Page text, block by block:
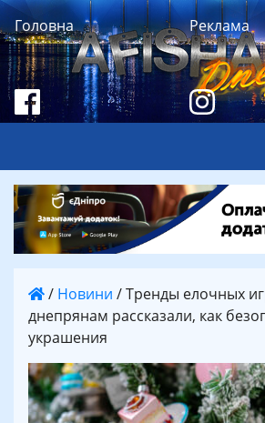
Головна Реклама
/ Новини /Тренды елочных
днепрянам рассказали, как
украшения